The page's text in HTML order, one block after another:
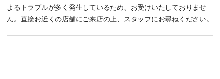
よるトラブルが多く発生しているため、お受けいたしておりませ
ん。直接お近くの店舗にご来店の上、スタッフにお尋ねください。